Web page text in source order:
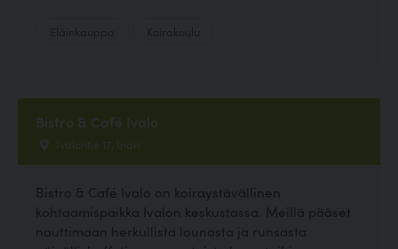
Bistro & Café Ivalo
Ivalontie 17, Inari
Bistro & Café Ivalo on koiraystävällinen
kohtaamispaikka Ivalon keskustassa. Meillä pääset
nauttimaan herkullista lounasta ja runsasta